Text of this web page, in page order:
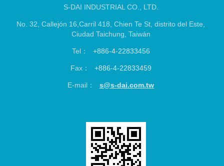
S-DAI INDUSTRIAL CO., LTD.
No. 32, Callejón 16,Carril 418, Chien Te St, distrito del Este,
Ciudad Taichung, Taiwán
Tel： +886-4-22833456
Fax： +886-4-22833459
E-mail： s@s-dai.com.tw